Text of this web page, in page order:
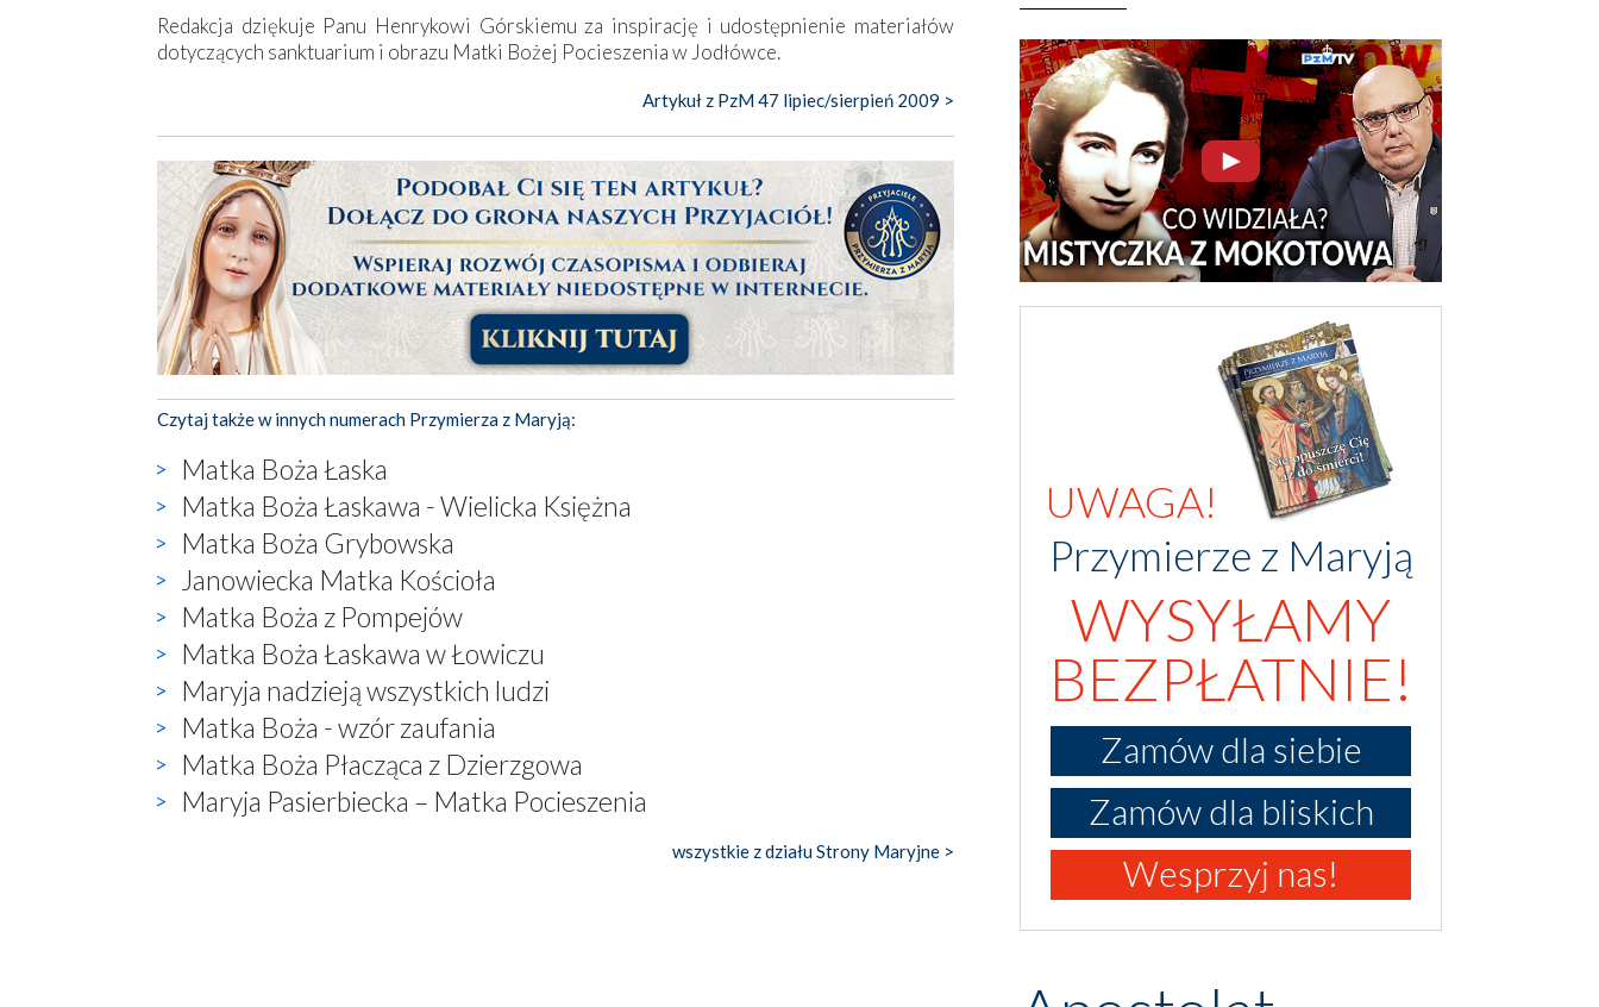
Redakcja dziękuje Panu Henrykowi Górskiemu za inspirację i udostępnienie materiałów
dotyczących sanktuarium i obrazu Matki Bożej Pocieszenia w Jodłówce.
Artykuł z PzM 47 lipiec/sierpień 2009 >
Czytaj także w innych numerach Przymierza z Maryją:
Matka Boża Łaska
Matka Boża Łaskawa - Wielicka Księżna
Matka Boża Grybowska
Janowiecka Matka Kościoła
Matka Boża z Pompejów
Matka Boża Łaskawa w Łowiczu
Maryja nadzieją wszystkich ludzi
Matka Boża - wzór zaufania
Matka Boża Płacząca z Dzierzgowa
Maryja Pasierbiecka – Matka Pocieszenia
wszystkie z działu Strony Maryjne >
UWAGA!
Przymierze z Maryją
WYSYŁAMY
BEZPŁATNIE!
Zamów dla siebie
Zamów dla bliskich
Wesprzyj nas!